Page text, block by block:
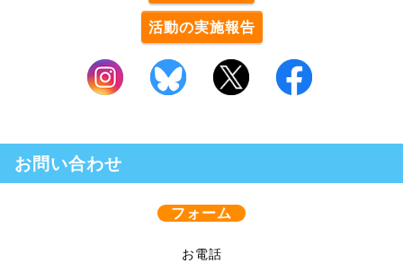
活動の実施報告
お問い合わせ
フォーム
お電話